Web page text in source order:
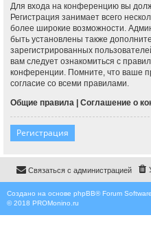
Для входа на конференцию вы
Регистрация занимает всего
более широкие возможности.
быть установлены также
зарегистрированных
вам следует ознакомиться с
конференции. Помните, что ваше
согласие со всеми правилами.
Общие правила | Соглашение о
Регистрация
Связаться с администрацией
Создано на основе phpBB® Forum
© 2018 PROMonino.ru